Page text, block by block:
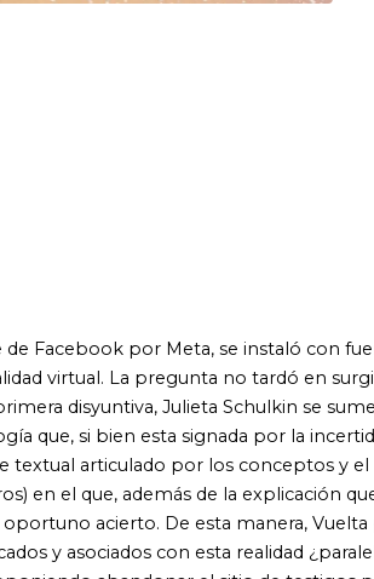
Julieta Schulkin se sumerge en su primer
por los conceptos y el léxico propios de
de la explicación que ofrece la autora,
De esta manera, Vuelta por el metaverso
con esta realidad ¿paralela¿, trazando una
el sitio de testigos para convertirnos en
Porque, tal como afirma Santiago Siri en el